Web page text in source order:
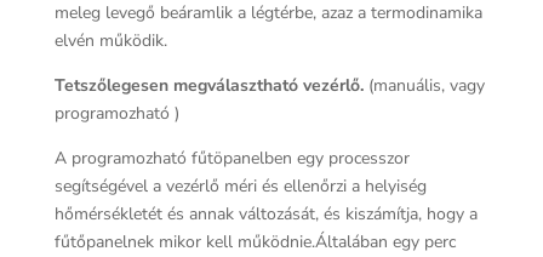
meleg levegő beáramlik a légtérbe, azaz a termodinamika
elvén működik.
Tetszőlegesen megválasztható vezérlő.(manuális, vagy
programozható )
A programozható fűtöpanelben egy processzor
segítségével a vezérlő méri és ellenőrzi a helyiség
hőmérsékletét és annak változását, és kiszámítja, hogy a
fűtőpanelnek mikor kell működnie.Általában egy perc